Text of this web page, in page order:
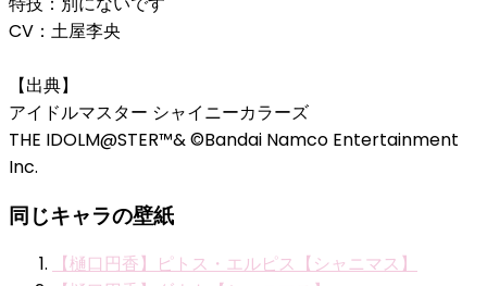
CV：土屋李央
【出典】
アイドルマスター シャイニーカラーズ
THE IDOLM@STER™& ©Bandai Namco Entertainment
Inc.
同じキャラの壁紙
【樋口円香】ピトス・エルピス【シャニマス】